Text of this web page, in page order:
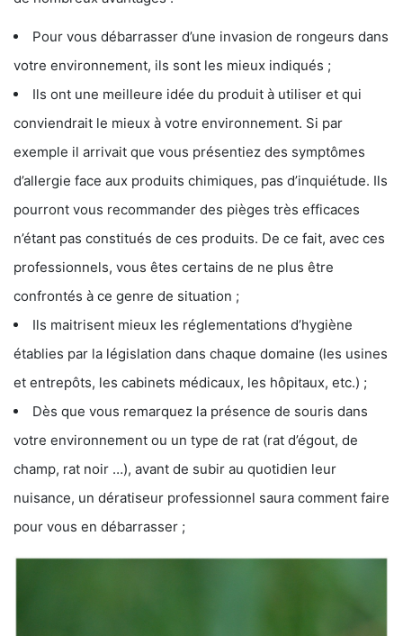
Pour vous débarrasser d’une invasion de rongeurs dans
votre environnement, ils sont les mieux indiqués ;
Ils ont une meilleure idée du produit à utiliser et qui
conviendrait le mieux à votre environnement. Si par
exemple il arrivait que vous présentiez des symptômes
d’allergie face aux produits chimiques, pas d’inquiétude. Ils
pourront vous recommander des pièges très efficaces
n’étant pas constitués de ces produits. De ce fait, avec ces
professionnels, vous êtes certains de ne plus être
confrontés à ce genre de situation ;
Ils maitrisent mieux les réglementations d’hygiène
établies par la législation dans chaque domaine (les usines
et entrepôts, les cabinets médicaux, les hôpitaux, etc.) ;
Dès que vous remarquez la présence de souris dans
votre environnement ou un type de rat (rat d’égout, de
champ, rat noir …), avant de subir au quotidien leur
nuisance, un dératiseur professionnel saura comment faire
pour vous en débarrasser ;